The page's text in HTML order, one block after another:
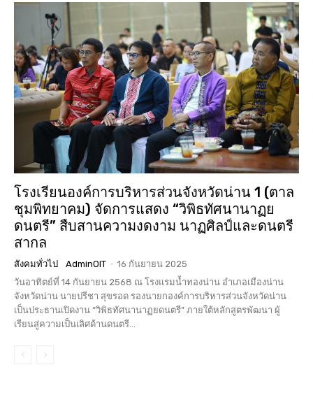
โรงเรียนองค์การบริหารส่วนจังหวัดน่าน 1 (ตาล
ชุมพิทยาคม) จัดการแสดง “วิพิธทัศนานาฏย
ดนตรี” สืบสานความงดงาม นาฏศิลป์และดนตรี
สากล
สังคมทั่วไป AdminOIT - 16 กันยายน 2025
วันอาทิตย์ที่ 14 กันยายน 2568 ณ โรงแรมน้ำทองน่าน อำเภอเมืองน่าน
จังหวัดน่าน นายปรีชา สุขรอด รองนายกองค์การบริหารส่วนจังหวัดน่าน
เป็นประธานเปิดงาน “วิพิธทัศนานาฏยดนตรี” ภายใต้หลักสูตรพัฒนา ผู้
เรียนสู่ความเป็นเลิศด้านดนตรี...